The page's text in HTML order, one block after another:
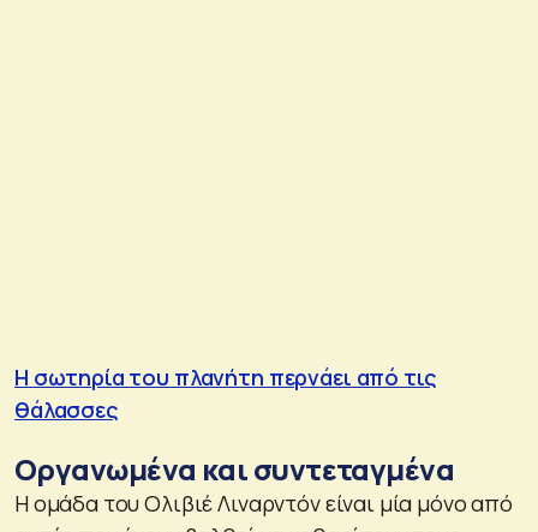
Η σωτηρία του πλανήτη περνάει από τις
θάλασσες
Οργανωμένα και συντεταγμένα
Η ομάδα του Ολιβιέ Λιναρντόν είναι μία μόνο από